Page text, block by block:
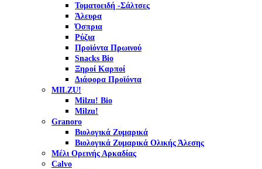
Τοματοειδή -Σάλτσες
Άλευρα
Όσπρια
Ρύζια
Προϊόντα Πρωινού
Snacks Bio
Ξηροί Καρποί
Διάφορα Προϊόντα
MILZU!
Milzu! Bio
Milzu!
Granoro
Βιολογικά Ζυμαρικά
Βιολογικά Ζυμαρικά Ολικής Άλεσης
Μέλι Ορεινής Αρκαδίας
Calvo